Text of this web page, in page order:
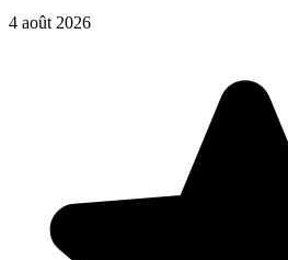
4 août 2026